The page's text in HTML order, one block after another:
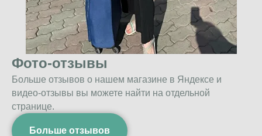
Фото-отзывы
Больше отзывов о нашем магазине в Яндексе и
видео-отзывы вы можете найти на отдельной
странице.
Больше отзывов